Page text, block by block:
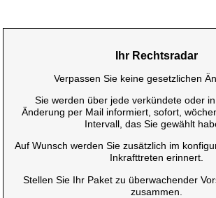
Ihr Rechtsradar
Verpassen Sie keine gesetzlichen
Sie werden über jede verkündete oder
Änderung per Mail informiert, sofort,
Intervall, das Sie gewählt
Auf Wunsch werden Sie zusätzlich im
Inkrafttreten erinnert.
Stellen Sie Ihr Paket zu überwachender
zusammen.